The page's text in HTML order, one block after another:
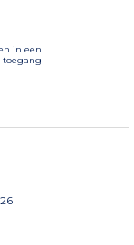
in een
toegang